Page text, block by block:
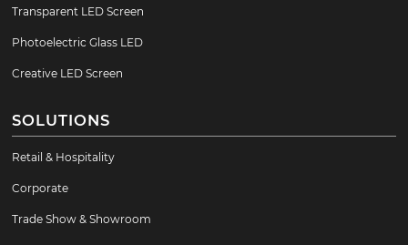
Transparent LED Screen
Photoelectric Glass LED
Creative LED Screen
SOLUTIONS
Retail & Hospitality
Corporate
Trade Show & Showroom